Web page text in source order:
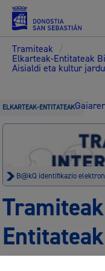
Tramiteak /
Elkarteak-Entitateak
Aisialdi eta kultur
ELKARTEAK-ENTITATEAK
B@kQ identifikazio